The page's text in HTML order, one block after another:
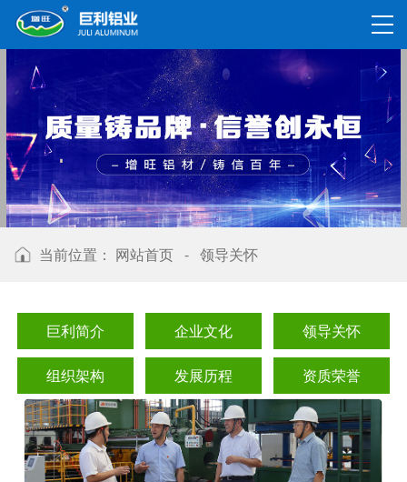
当前位置： 网站首页 - 领导关怀
巨利简介 企业文化 领导关怀
组织架构 发展历程 资质荣誉